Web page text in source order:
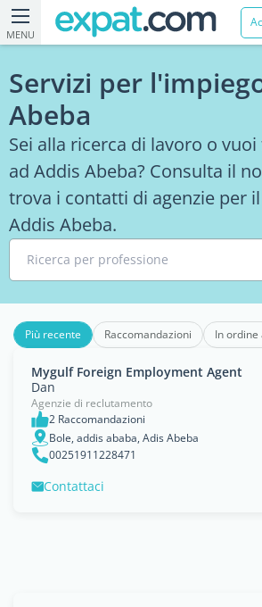
MENU
Servizi per
Abeba
Sei alla ricerca di lavoro o
ad Addis Abeba? Consulta il
trova i contatti di agenzie per
Addis Abeba.
Ricerca per professione
Più recente Raccomandazioni In
Mygulf Foreign Employment Agent
Dan
Agenzie di reclutamento
2 Raccomandazioni
Bole, addis ababa, Adis Abeba
00251911228471
Contattaci